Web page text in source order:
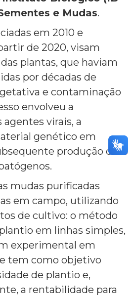
e Mudas.
em 2010 e
de 2020, visam
plantas, que haviam
por décadas de
e contaminação
envolveu a
virais, a
genético em
produção de
mudas purificadas
em campo, utilizando
de cultivo: o método
em linhas simples,
experimental em
tem como objetivo
de plantio e,
a rentabilidade para